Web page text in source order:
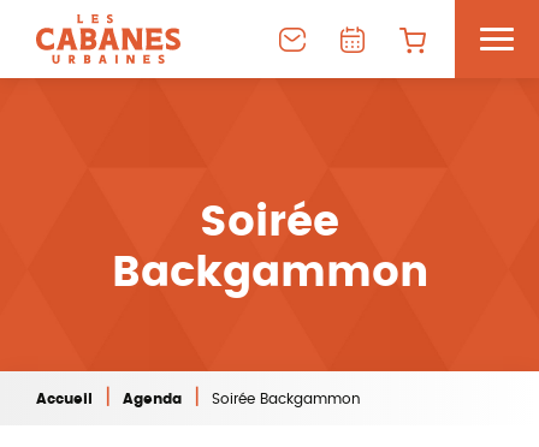
Soirée
Backgammon
Accueil Agenda Soirée Backgammon